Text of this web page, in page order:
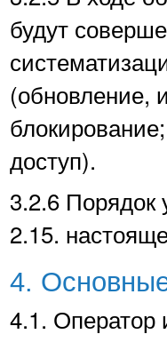
будут
(обновление,
доступ).
3.2.6 Порядок
2.15.
4.
4.1. Оператор